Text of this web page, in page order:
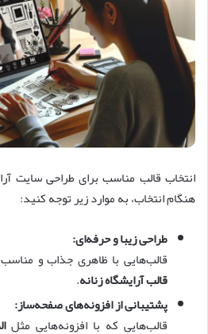
انتخاب قالب مناسب برای طراحی سایت
هنگام انتخاب، به موارد زیر توجه کنید:
طراحی زیبا و حرفه‌ای:
قالب‌هایی با ظاهری جذاب و مناسب
قالب آرایشگاه زنانه.
پشتیبانی از افزونه‌های صفحه‌ساز:
قالب‌هایی که با افزونه‌هایی مثل